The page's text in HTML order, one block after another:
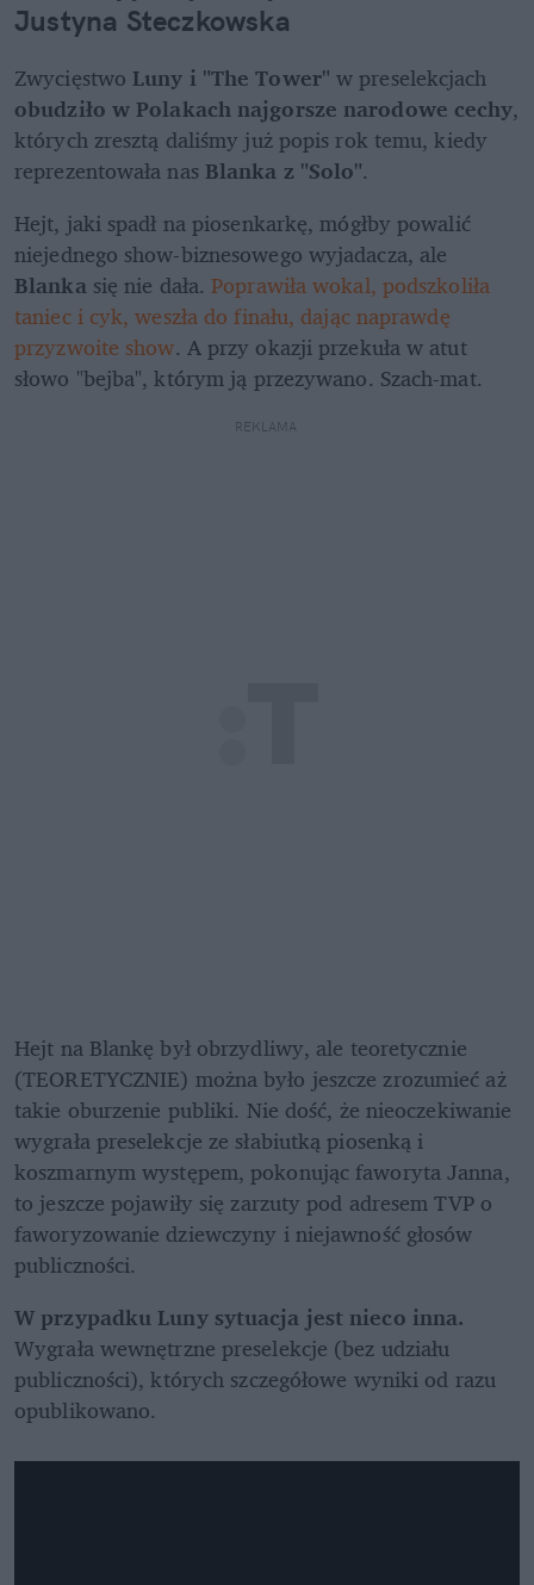
Justyna Steczkowska
Zwycięstwo Luny i "The Tower"
obudziło w Polakach najgorsze narodowe cechy,
których zresztą daliśmy już popis rok temu, kiedy
reprezentowała nas Blanka z "Solo".
Hejt, jaki spadł na piosenkarkę, mógłby powalić
Blanka się nie dała. Poprawiła wokal, podszkoliła
taniec i cyk, weszła do finału, dając naprawdę
przyzwoite show. A przy okazji przekuła w atut
słowo "bejba", którym ją przezywano. Szach-mat.
REKLAMA
Hejt na Blankę był obrzydliwy, ale teoretycznie
(TEORETYCZNIE) można było jeszcze zrozumieć aż
takie oburzenie publiki. Nie dość, że nieoczekiwanie
wygrała preselekcje ze słabiutką piosenką i
koszmarnym występem, pokonując faworyta Janna,
to jeszcze pojawiły się zarzuty pod adresem TVP o
faworyzowanie dziewczyny i niejawność głosów
publiczności.
Wygrała wewnętrzne preselekcje (bez udziału
publiczności), których szczegółowe wyniki od razu
opublikowano.